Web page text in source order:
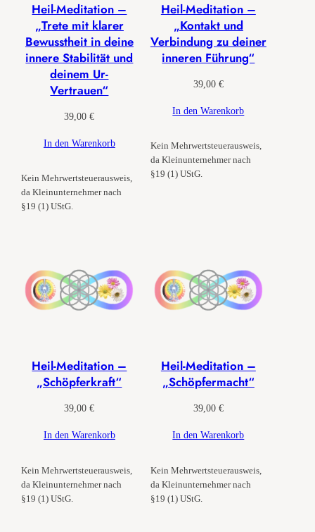
Heil-Meditation –
„Trete mit klarer
Bewusstheit in deine
innere Stabilität und
deinem Ur-
Vertrauen“
39,00€
In den Warenkorb
Kein Mehrwertsteuerausweis,
da Kleinunternehmer nach
§19 (1) UStG.
Heil-Meditation –
„Kontakt und
Verbindung zu deiner
inneren Führung“
39,00 €
In den Warenkorb
Kein Mehrwertsteuerausweis,
da Kleinunternehmer nach
§19 (1) UStG.
Heil-Meditation –
„Schöpferkraft“
39,00€
In den Warenkorb
Kein Mehrwertsteuerausweis,
da Kleinunternehmer nach
§19 (1) UStG.
Heil-Meditation –
„Schöpfermacht“
39,00 €
In den Warenkorb
Kein Mehrwertsteuerausweis,
da Kleinunternehmer nach
§19 (1) UStG.